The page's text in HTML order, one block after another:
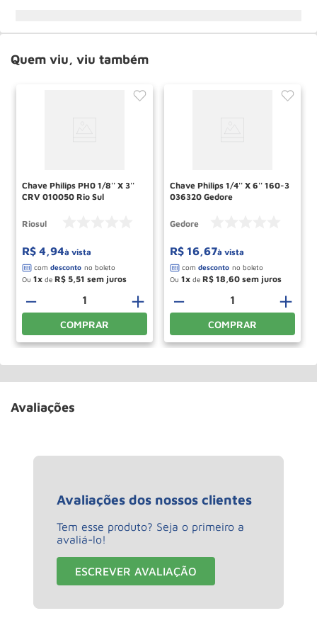
Quem viu, viu também
Chave Philips PH0 1/8'' X 3''
CRV 010050 Rio Sul
Riosul
R$ 4,94à vista
Ou 1 de R$ 5,51
＋
－
COMPRAR
Chave Philips 1/4'' X 6'' 160-3
036320 Gedore
Gedore
R$ 16,67à vista
Ou 1 de R$ 18,60
＋
－
COMPRAR
Avaliações
Avaliações dos nossos clientes
Tem esse produto? Seja o primeiro a
avaliá-lo!
ESCREVER AVALIAÇÃO